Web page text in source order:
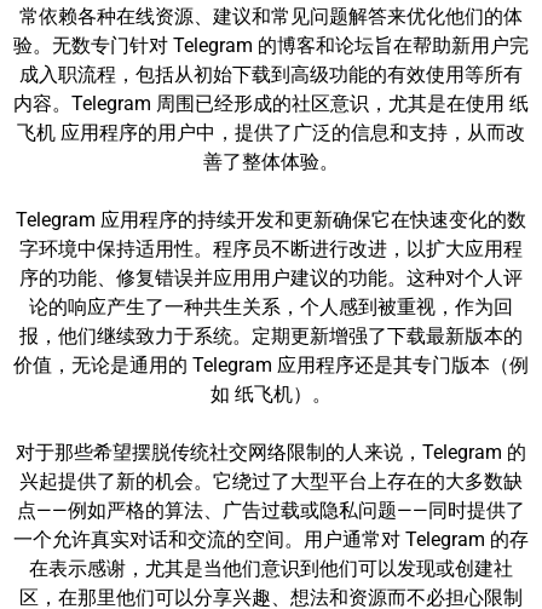
常依赖各种在线资源、建议和常见问题解答来优化他们的体
验。无数专门针对 Telegram 的博客和论坛旨在帮助新用户完
成入职流程，包括从初始下载到高级功能的有效使用等所有
内容。Telegram 周围已经形成的社区意识，尤其是在使用 纸
飞机 应用程序的用户中，提供了广泛的信息和支持，从而改
善了整体体验。
Telegram 应用程序的持续开发和更新确保它在快速变化的数
字环境中保持适用性。程序员不断进行改进，以扩大应用程
序的功能、修复错误并应用用户建议的功能。这种对个人评
论的响应产生了一种共生关系，个人感到被重视，作为回
报，他们继续致力于系统。定期更新增强了下载最新版本的
价值，无论是通用的 Telegram 应用程序还是其专门版本（例
如 纸飞机）。
对于那些希望摆脱传统社交网络限制的人来说，Telegram 的
兴起提供了新的机会。它绕过了大型平台上存在的大多数缺
点——例如严格的算法、广告过载或隐私问题——同时提供了
一个允许真实对话和交流的空间。用户通常对 Telegram 的存
在表示感谢，尤其是当他们意识到他们可以发现或创建社
区，在那里他们可以分享兴趣、想法和资源而不必担心限制